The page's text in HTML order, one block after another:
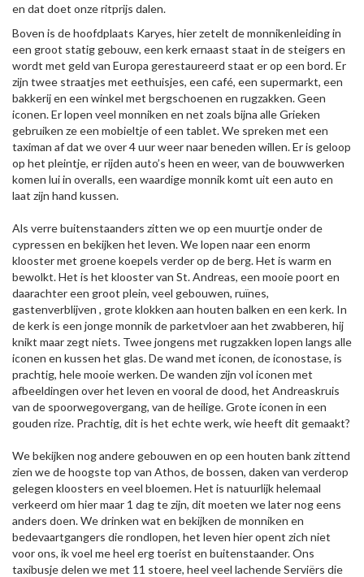
en dat doet onze ritprijs dalen.
Boven is de hoofdplaats Karyes, hier zetelt de monnikenleiding in
een groot statig gebouw, een kerk ernaast staat in de steigers en
wordt met geld van Europa gerestaureerd staat er op een bord. Er
zijn twee straatjes met eethuisjes, een café, een supermarkt, een
bakkerij en een winkel met bergschoenen en rugzakken. Geen
iconen. Er lopen veel monniken en net zoals bijna alle Grieken
gebruiken ze een mobieltje of een tablet. We spreken met een
taximan af dat we over 4 uur weer naar beneden willen. Er is geloop
op het pleintje, er rijden auto’s heen en weer, van de bouwwerken
komen lui in overalls, een waardige monnik komt uit een auto en
laat zijn hand kussen.
Als verre buitenstaanders zitten we op een muurtje onder de
cypressen en bekijken het leven. We lopen naar een enorm
klooster met groene koepels verder op de berg. Het is warm en
bewolkt. Het is het klooster van St. Andreas, een mooie poort en
daarachter een groot plein, veel gebouwen, ruïnes,
gastenverblijven , grote klokken aan houten balken en een kerk. In
de kerk is een jonge monnik de parketvloer aan het zwabberen, hij
knikt maar zegt niets. Twee jongens met rugzakken lopen langs alle
iconen en kussen het glas. De wand met iconen, de iconostase, is
prachtig, hele mooie werken. De wanden zijn vol iconen met
afbeeldingen over het leven en vooral de dood, het Andreaskruis
van de spoorwegovergang, van de heilige. Grote iconen in een
gouden rize. Prachtig, dit is het echte werk, wie heeft dit gemaakt?
We bekijken nog andere gebouwen en op een houten bank zittend
zien we de hoogste top van Athos, de bossen, daken van verderop
gelegen kloosters en veel bloemen. Het is natuurlijk helemaal
verkeerd om hier maar 1 dag te zijn, dit moeten we later nog eens
anders doen. We drinken wat en bekijken de monniken en
bedevaartgangers die rondlopen, het leven hier opent zich niet
voor ons, ik voel me heel erg toerist en buitenstaander. Ons
taxibusje delen we met 11 stoere, heel veel lachende Serviërs die